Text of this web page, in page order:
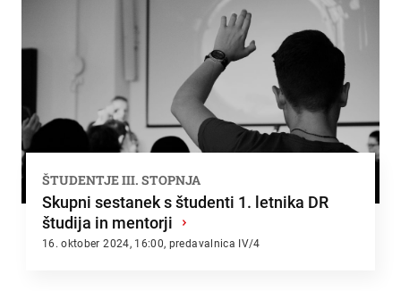
ŠTUDENTJE III. STOPNJA
Skupni sestanek s študenti 1. letnika DR
študija in mentorji ›
16. oktober 2024, 16:00, predavalnica IV/4